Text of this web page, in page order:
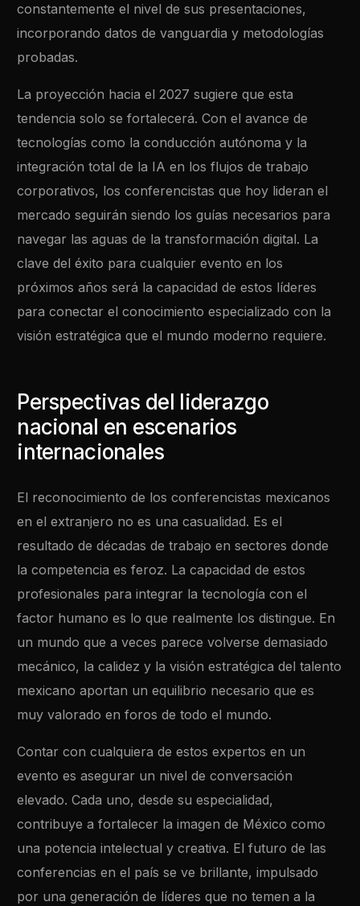
constantemente el nivel de sus presentaciones,
incorporando datos de vanguardia y metodologías
probadas.
La proyección hacia el 2027 sugiere que esta
tendencia solo se fortalecerá. Con el avance de
tecnologías como la conducción autónoma y la
integración total de la IA en los flujos de trabajo
corporativos, los conferencistas que hoy lideran el
mercado seguirán siendo los guías necesarios para
navegar las aguas de la transformación digital. La
clave del éxito para cualquier evento en los
próximos años será la capacidad de estos líderes
para conectar el conocimiento especializado con la
visión estratégica que el mundo moderno requiere.
Perspectivas del liderazgo
nacional en escenarios
internacionales
El reconocimiento de los conferencistas mexicanos
en el extranjero no es una casualidad. Es el
resultado de décadas de trabajo en sectores donde
la competencia es feroz. La capacidad de estos
profesionales para integrar la tecnología con el
factor humano es lo que realmente los distingue. En
un mundo que a veces parece volverse demasiado
mecánico, la calidez y la visión estratégica del talento
mexicano aportan un equilibrio necesario que es
muy valorado en foros de todo el mundo.
Contar con cualquiera de estos expertos en un
evento es asegurar un nivel de conversación
elevado. Cada uno, desde su especialidad,
contribuye a fortalecer la imagen de México como
una potencia intelectual y creativa. El futuro de las
conferencias en el país se ve brillante, impulsado
por una generación de líderes que no temen a la